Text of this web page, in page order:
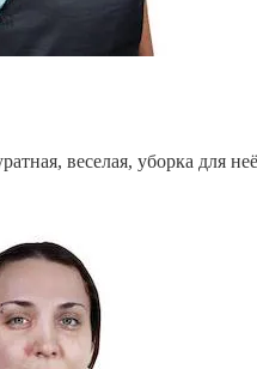
веселая, уборка для